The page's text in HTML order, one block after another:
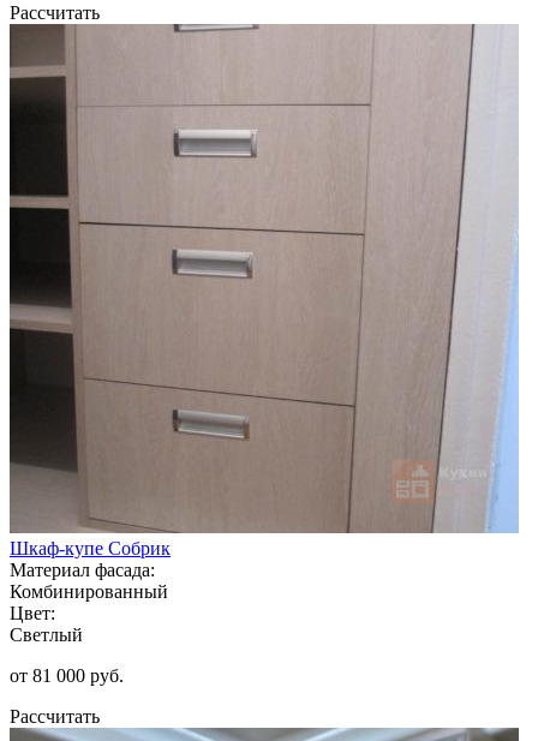
Рассчитать
Шкаф-купе Собрик
Материал фасада:
Комбинированный
Цвет:
Светлый
от 81 000 руб.
Рассчитать